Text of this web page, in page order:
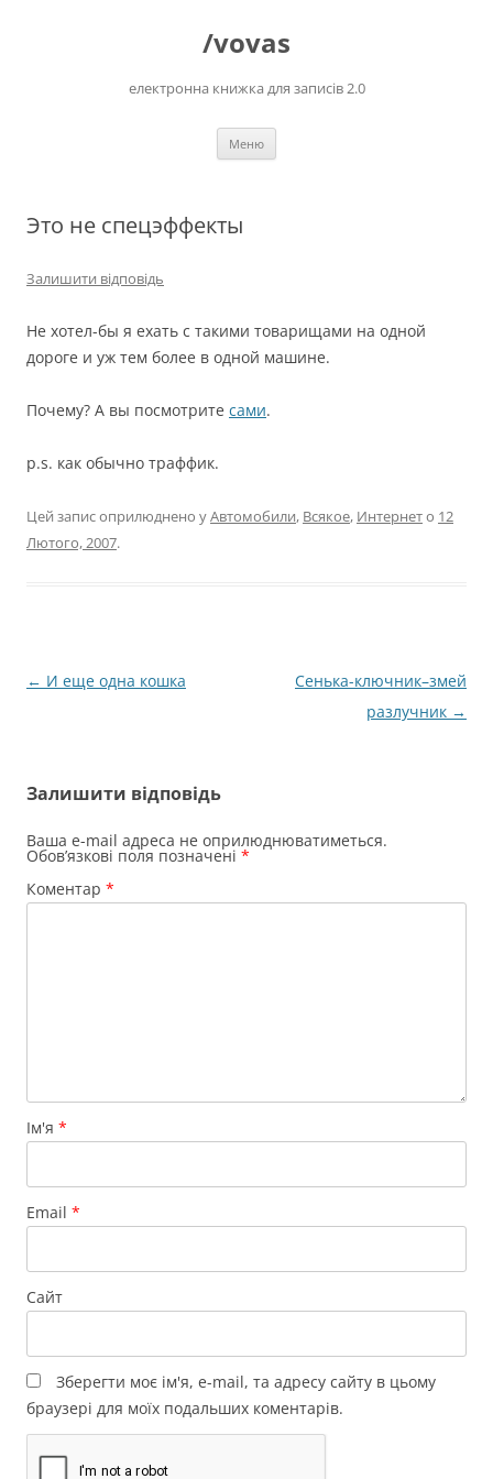
/vovas
електронна книжка для записів 2.0
Меню
Это не спецэффекты
Залишити відповідь
Не хотел-бы я ехать с такими товарищами на одной
дороге и уж тем более в одной машине.
Почему? А вы посмотрите сами.
p.s. как обычно траффик.
Цей запис оприлюднено уАвтомобили, Всякое, Интернето 12
Лютого, 2007.
Навігація
← И еще одна кошка
Сенька-ключник–змей
разлучник →
Залишити відповідь
Ваша e-mail адреса не оприлюднюватиметься.
Обов’язкові поля позначені *
Коментар *
Ім'я *
Email *
Сайт
Зберегти моє ім'я, e-mail, та адресу сайту в цьому
браузері для моїх подальших коментарів.